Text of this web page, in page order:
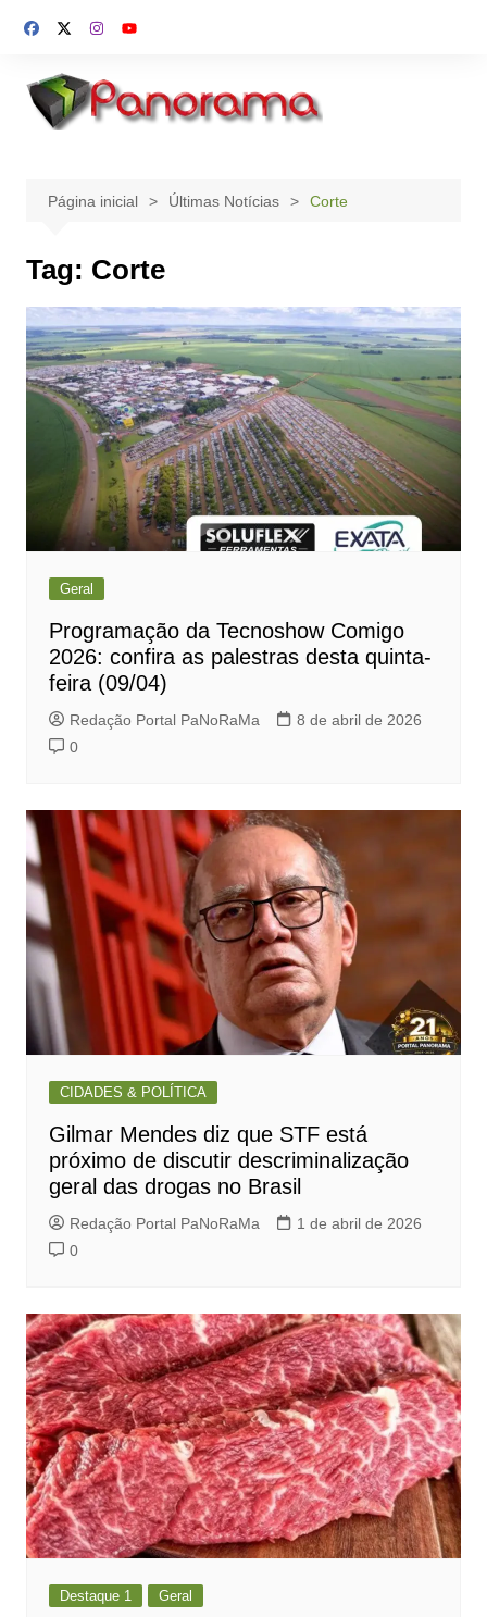
para
conteúdo
Página inicial Últimas Notícias Corte
Tag: Corte
Geral
Programação da Tecnoshow Comigo
2026: confira as palestras desta quinta-
feira (09/04)
Redação Portal PaNoRaMa
8 de abril de 2026
0
CIDADES & POLÍTICA
Gilmar Mendes diz que STF está
próximo de discutir descriminalização
geral das drogas no Brasil
Redação Portal PaNoRaMa
1 de abril de 2026
0
Destaque 1 Geral